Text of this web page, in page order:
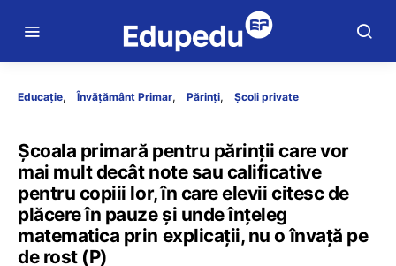
Educație Învățământ Primar Părinți Școli private
Școala primară pentru părinții care vor
mai mult decât note sau calificative
pentru copiii lor, în care elevii citesc de
plăcere în pauze și unde înțeleg
matematica prin explicații, nu o învață pe
de rost (P)